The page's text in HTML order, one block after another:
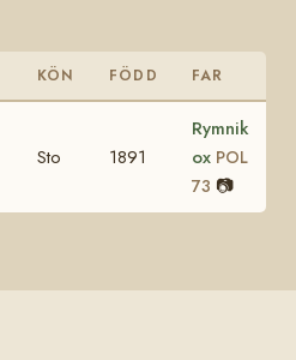
KÖN FÖDD FAR
Sto 1891
Rymnik
ox POL
73 📷